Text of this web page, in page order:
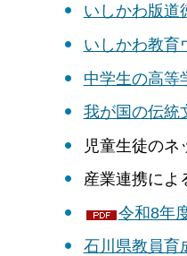
いしかわ版道
いしかわ教育
中学生の高等
我が国の伝統
児童生徒のネ
産業連携によ
令和8年
石川県教員育